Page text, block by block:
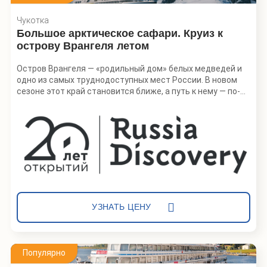
Чукотка
Большое арктическое сафари. Круиз к
острову Врангеля летом
Остров Врангеля — «родильный дом» белых медведей и
одно из самых труднодоступных мест России. В новом
сезоне этот край становится ближе, а путь к нему — по-
Чукотку на борту плавучего «пятизвездочного отеля» — в
эксклюзивном путешествии RussiaDiscovery, аналогов
которому не существует.
Каждый день путешественники будут высаживаться на
заповедных берегах — добраться до которых можно
Врангеля» — объекте всемирного наследия ЮНЕСКО.
Встретят белых медведей, моржей, китов и овцебыков.
УЗНАТЬ ЦЕНУ
Популярно